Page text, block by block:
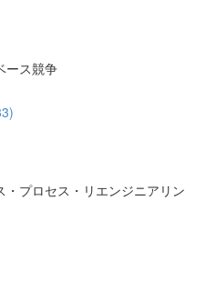
ース競争
プロセス・リエンジニアリン